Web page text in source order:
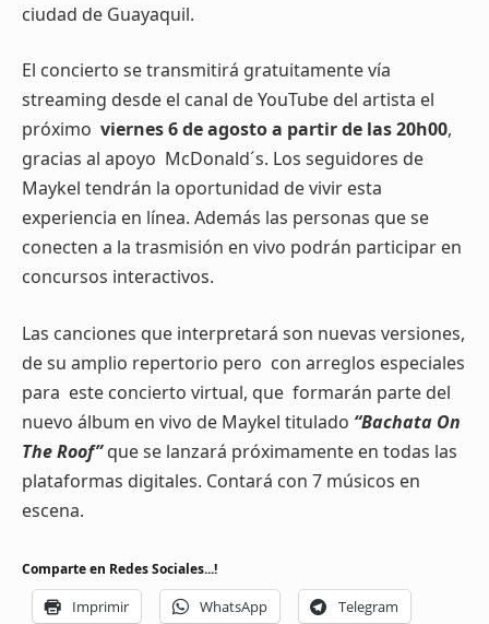
ciudad de Guayaquil.
El concierto se transmitirá gratuitamente vía
streaming desde el canal de YouTube del artista el
próximo viernes 6 de agosto a partir de las 20h00,
gracias al apoyo McDonald´s. Los seguidores de
Maykel tendrán la oportunidad de vivir esta
experiencia en línea. Además las personas que se
conecten a la trasmisión en vivo podrán participar en
concursos interactivos.
Las canciones que interpretará son nuevas versiones,
de su amplio repertorio pero con arreglos especiales
para este concierto virtual, que formarán parte del
nuevo álbum en vivo de Maykel titulado “Bachata On
The Roof”que se lanzará próximamente en todas las
plataformas digitales. Contará con 7 músicos en
escena.
Comparte en Redes Sociales...!
Imprimir WhatsApp Telegram